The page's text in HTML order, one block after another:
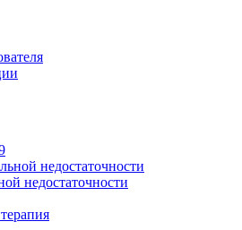
недостаточности
недостаточности